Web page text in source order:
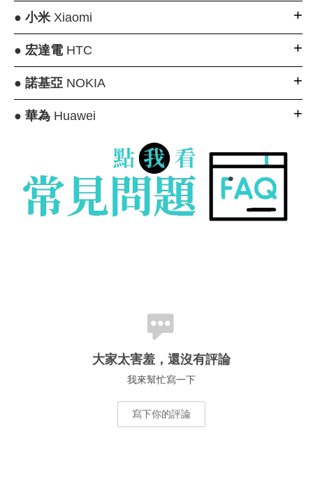
● 小米Xiaomi
● 宏達電HTC
● 諾基亞NOKIA
● 華為Huawei
大家太害羞，還沒有評論
我來幫忙寫一下
寫下你的評論